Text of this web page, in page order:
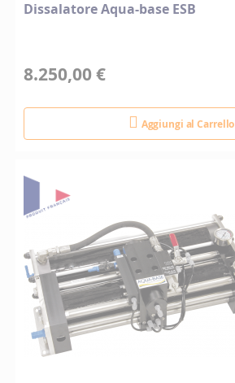
Dissalatore Aqua-base ESB
8.250,00 €
Aggiungi al Carrello